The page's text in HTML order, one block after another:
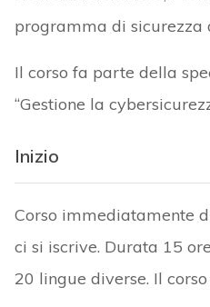
programma di sicurezza
Il corso fa parte della
“Gestione la
Inizio
Corso immediatamente
ci si iscrive. Durata 15
20 lingue diverse. Il